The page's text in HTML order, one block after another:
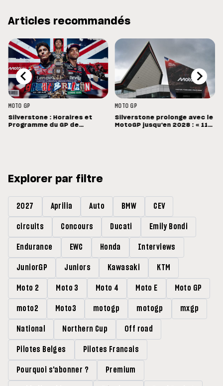
Articles recommandés
MOTO GP
Silverstone : Horaires et
Programme du GP de
MOTO GP
Silverstone prolonge avec le
MotoGP jusqu'en 2028 : « 11
Explorer par filtre
2027 Aprilia Auto BMW CEV
circuits Concours Ducati Emily Bondi
Endurance EWC Honda Interviews
JuniorGP Juniors Kawasaki KTM
Moto 2 Moto 3 Moto 4 Moto E Moto GP
moto2 Moto3 motogp motogp mxgp
National Northern Cup Off road
Pilotes Belges Pilotes Francais
Pourquoi s'abonner ? Premium